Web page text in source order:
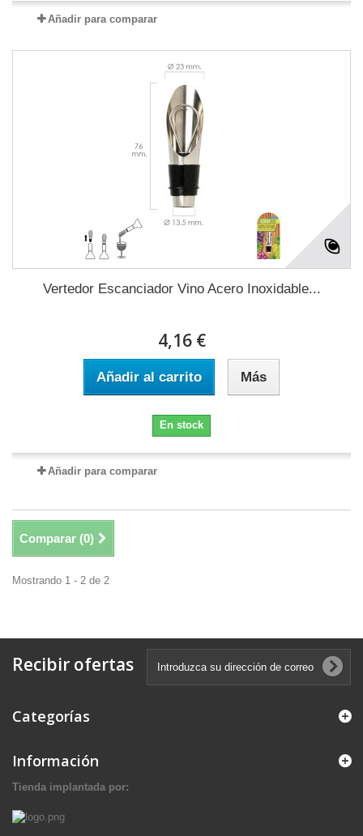
Añadir para comparar
Vertedor Escanciador Vino Acero Inoxidable...
4,16 €
Añadir al carrito Más
En stock
Añadir para comparar
Comparar (0)
Mostrando 1 - 2 de 2
Recibir ofertas
Categorías
Información
Tienda implantada por: